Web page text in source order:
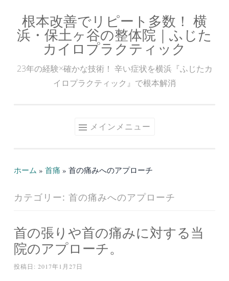
ン
根本改善でリピート多数！ 横
浜・保土ヶ谷の整体院｜ふじた
カイロプラクティック
23年の経験×確かな技術！ 辛い症状を横浜『ふじたカ
イロプラクティック』で根本解消
メインメニュー
ホーム » 首痛 » 首の痛みへのアプローチ
カテゴリー: 首の痛みへのアプローチ
首の張りや首の痛みに対する当
院のアプローチ。
投稿日: 2017年1月27日